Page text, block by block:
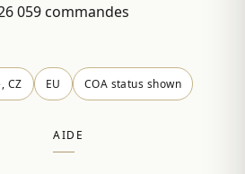
059 commandes
CZ EU COA status shown
AIDE